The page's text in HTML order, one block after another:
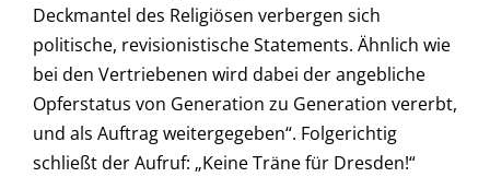
Deckmantel des Religiösen verbergen sich
politische, revisionistische Statements. Ähnlich wie
bei den Vertriebenen wird dabei der angebliche
Opferstatus von Generation zu Generation vererbt,
und als Auftrag weitergegeben“. Folgerichtig
schließt der Aufruf: „Keine Träne für Dresden!“